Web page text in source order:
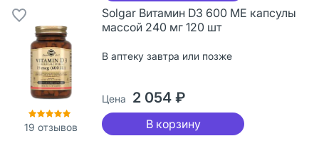
19 отзывов
Solgar Витамин D3 600 МЕ капсулы
массой 240 мг 120 шт
В аптеку завтра или позже
Цена 2 054 ₽
В корзину